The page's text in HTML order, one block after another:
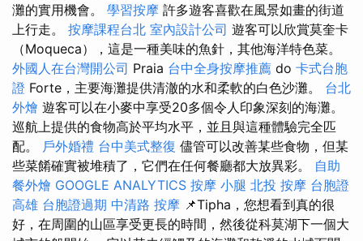
灘的實用機會。 學習按摩 許多遊客喜歡在風景如畫的街道
上行走。 按摩課程台北 室內設計公司 遊客可以欣賞莫奎卡
（Moqueca），這是一種美味的魚針，其他海洋特色菜。
外國人在台灣開公司 Praia 台中全身按摩推薦 do 卡式台胞
證 Forte，主要海灘提供清澈的水和柔軟的白色沙灘。 台北
外燴 遊客可以在小麥中享受20多個令人印象深刻的海灘。
巡航上提供的食物高於平均水平，並且與這種體驗完全匹
配。 戶外婚禮 台中美式整復 儘管可以改善某些食物，但某
些菜餚確實被堆積了，它們在任何餐廳都大放異彩。 自助
餐外燴 GOOGLE ANALYTICS 按摩 小腿 北投 按摩 台胞證
高雄 台胞證過期 中清路 按摩 📌Tipha，您想看到真的很
好，在周圍的山區享受更長的時間，然後從科莫湖下一個大